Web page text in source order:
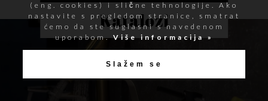
Katalozi
(eng. cookies) i slične tehnologije. Ako
nastavite s pregledom stranice, smatrat
ćemo da ste suglasni s navedenom
uporabom.Više informacija »
Slažem se